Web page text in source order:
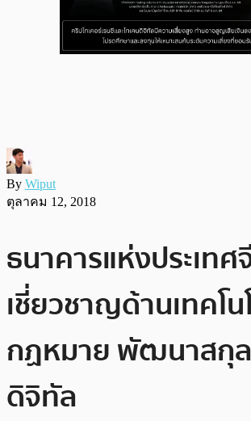
By Wiput
ตุลาคม 12, 2018
ธนาคารแห่งประเท
เชี่ยวชาญด้านเทคโน
กฏหมาย พัฒนาสกุล
ดิจิทัล